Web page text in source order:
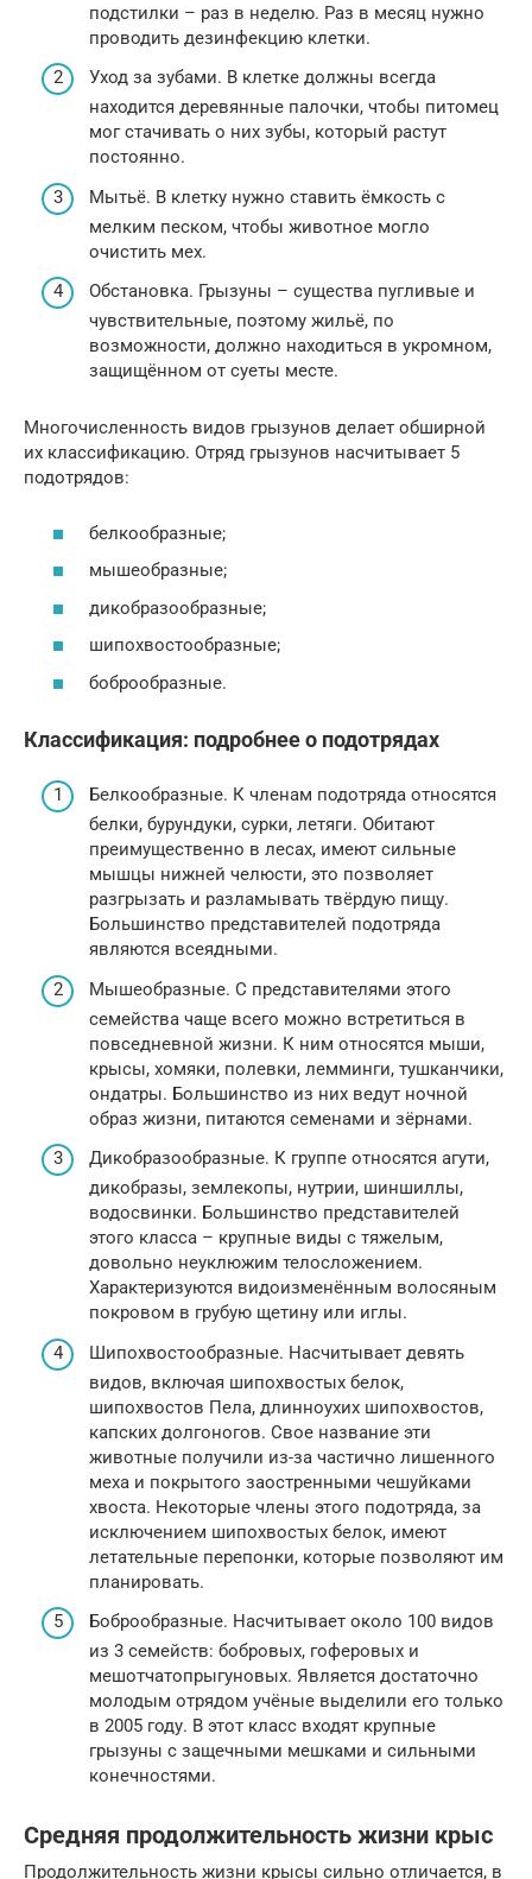
подстилки – раз в неделю. Раз в месяц нужно
проводить дезинфекцию клетки.
Уход за зубами. В клетке должны всегда
находится деревянные палочки, чтобы питомец
мог стачивать о них зубы, который растут
постоянно.
Мытьё. В клетку нужно ставить ёмкость с
мелким песком, чтобы животное могло
очистить мех.
Обстановка. Грызуны – существа пугливые и
чувствительные, поэтому жильё, по
возможности, должно находиться в укромном,
защищённом от суеты месте.
Многочисленность видов грызунов делает обширной
их классификацию. Отряд грызунов насчитывает 5
подотрядов:
белкообразные;
мышеобразные;
дикобразообразные;
шипохвостообразные;
боброобразные.
Классификация: подробнее о подотрядах
Белкообразные. К членам подотряда относятся
белки, бурундуки, сурки, летяги. Обитают
преимущественно в лесах, имеют сильные
мышцы нижней челюсти, это позволяет
разгрызать и разламывать твёрдую пищу.
Большинство представителей подотряда
являются всеядными.
Мышеобразные. С представителями этого
семейства чаще всего можно встретиться в
повседневной жизни. К ним относятся мыши,
крысы, хомяки, полевки, лемминги, тушканчики,
ондатры. Большинство из них ведут ночной
образ жизни, питаются семенами и зёрнами.
Дикобразообразные. К группе относятся агути,
дикобразы, землекопы, нутрии, шиншиллы,
водосвинки. Большинство представителей
этого класса – крупные виды с тяжелым,
довольно неуклюжим телосложением.
Характеризуются видоизменённым волосяным
покровом в грубую щетину или иглы.
Шипохвостообразные. Насчитывает девять
видов, включая шипохвостых белок,
шипохвостов Пела, длинноухих шипохвостов,
капских долгоногов. Свое название эти
животные получили из-за частично лишенного
меха и покрытого заостренными чешуйками
хвоста. Некоторые члены этого подотряда, за
исключением шипохвостых белок, имеют
летательные перепонки, которые позволяют им
планировать.
Боброобразные. Насчитывает около 100 видов
из 3 семейств: бобровых, гоферовых и
мешотчатопрыгуновых. Является достаточно
молодым отрядом учёные выделили его только
в 2005 году. В этот класс входят крупные
грызуны с защечными мешками и сильными
конечностями.
Средняя продолжительность жизни крыс
Продолжительность жизни крысы сильно отличается, в